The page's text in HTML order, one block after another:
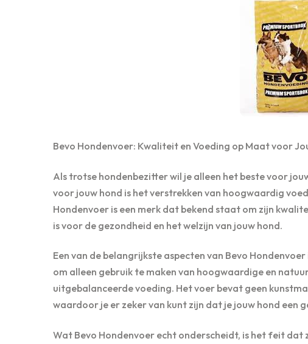
Bevo Hondenvoer: Kwaliteit en Voeding op Maat voor
Als trotse hondenbezitter wil je alleen het beste voor
voor jouw hond is het verstrekken van hoogwaardig
Hondenvoer is een merk dat bekend staat om zijn
is voor de gezondheid en het welzijn van jouw hond.
Een van de belangrijkste aspecten van Bevo
om alleen gebruik te maken van hoogwaardige en
uitgebalanceerde voeding. Het voer bevat geen
waardoor je er zeker van kunt zijn dat je jouw hond een
Wat Bevo Hondenvoer echt onderscheidt, is het feit